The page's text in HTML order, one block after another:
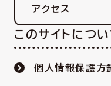
アクセス
このサイトについ
個人情報保護方